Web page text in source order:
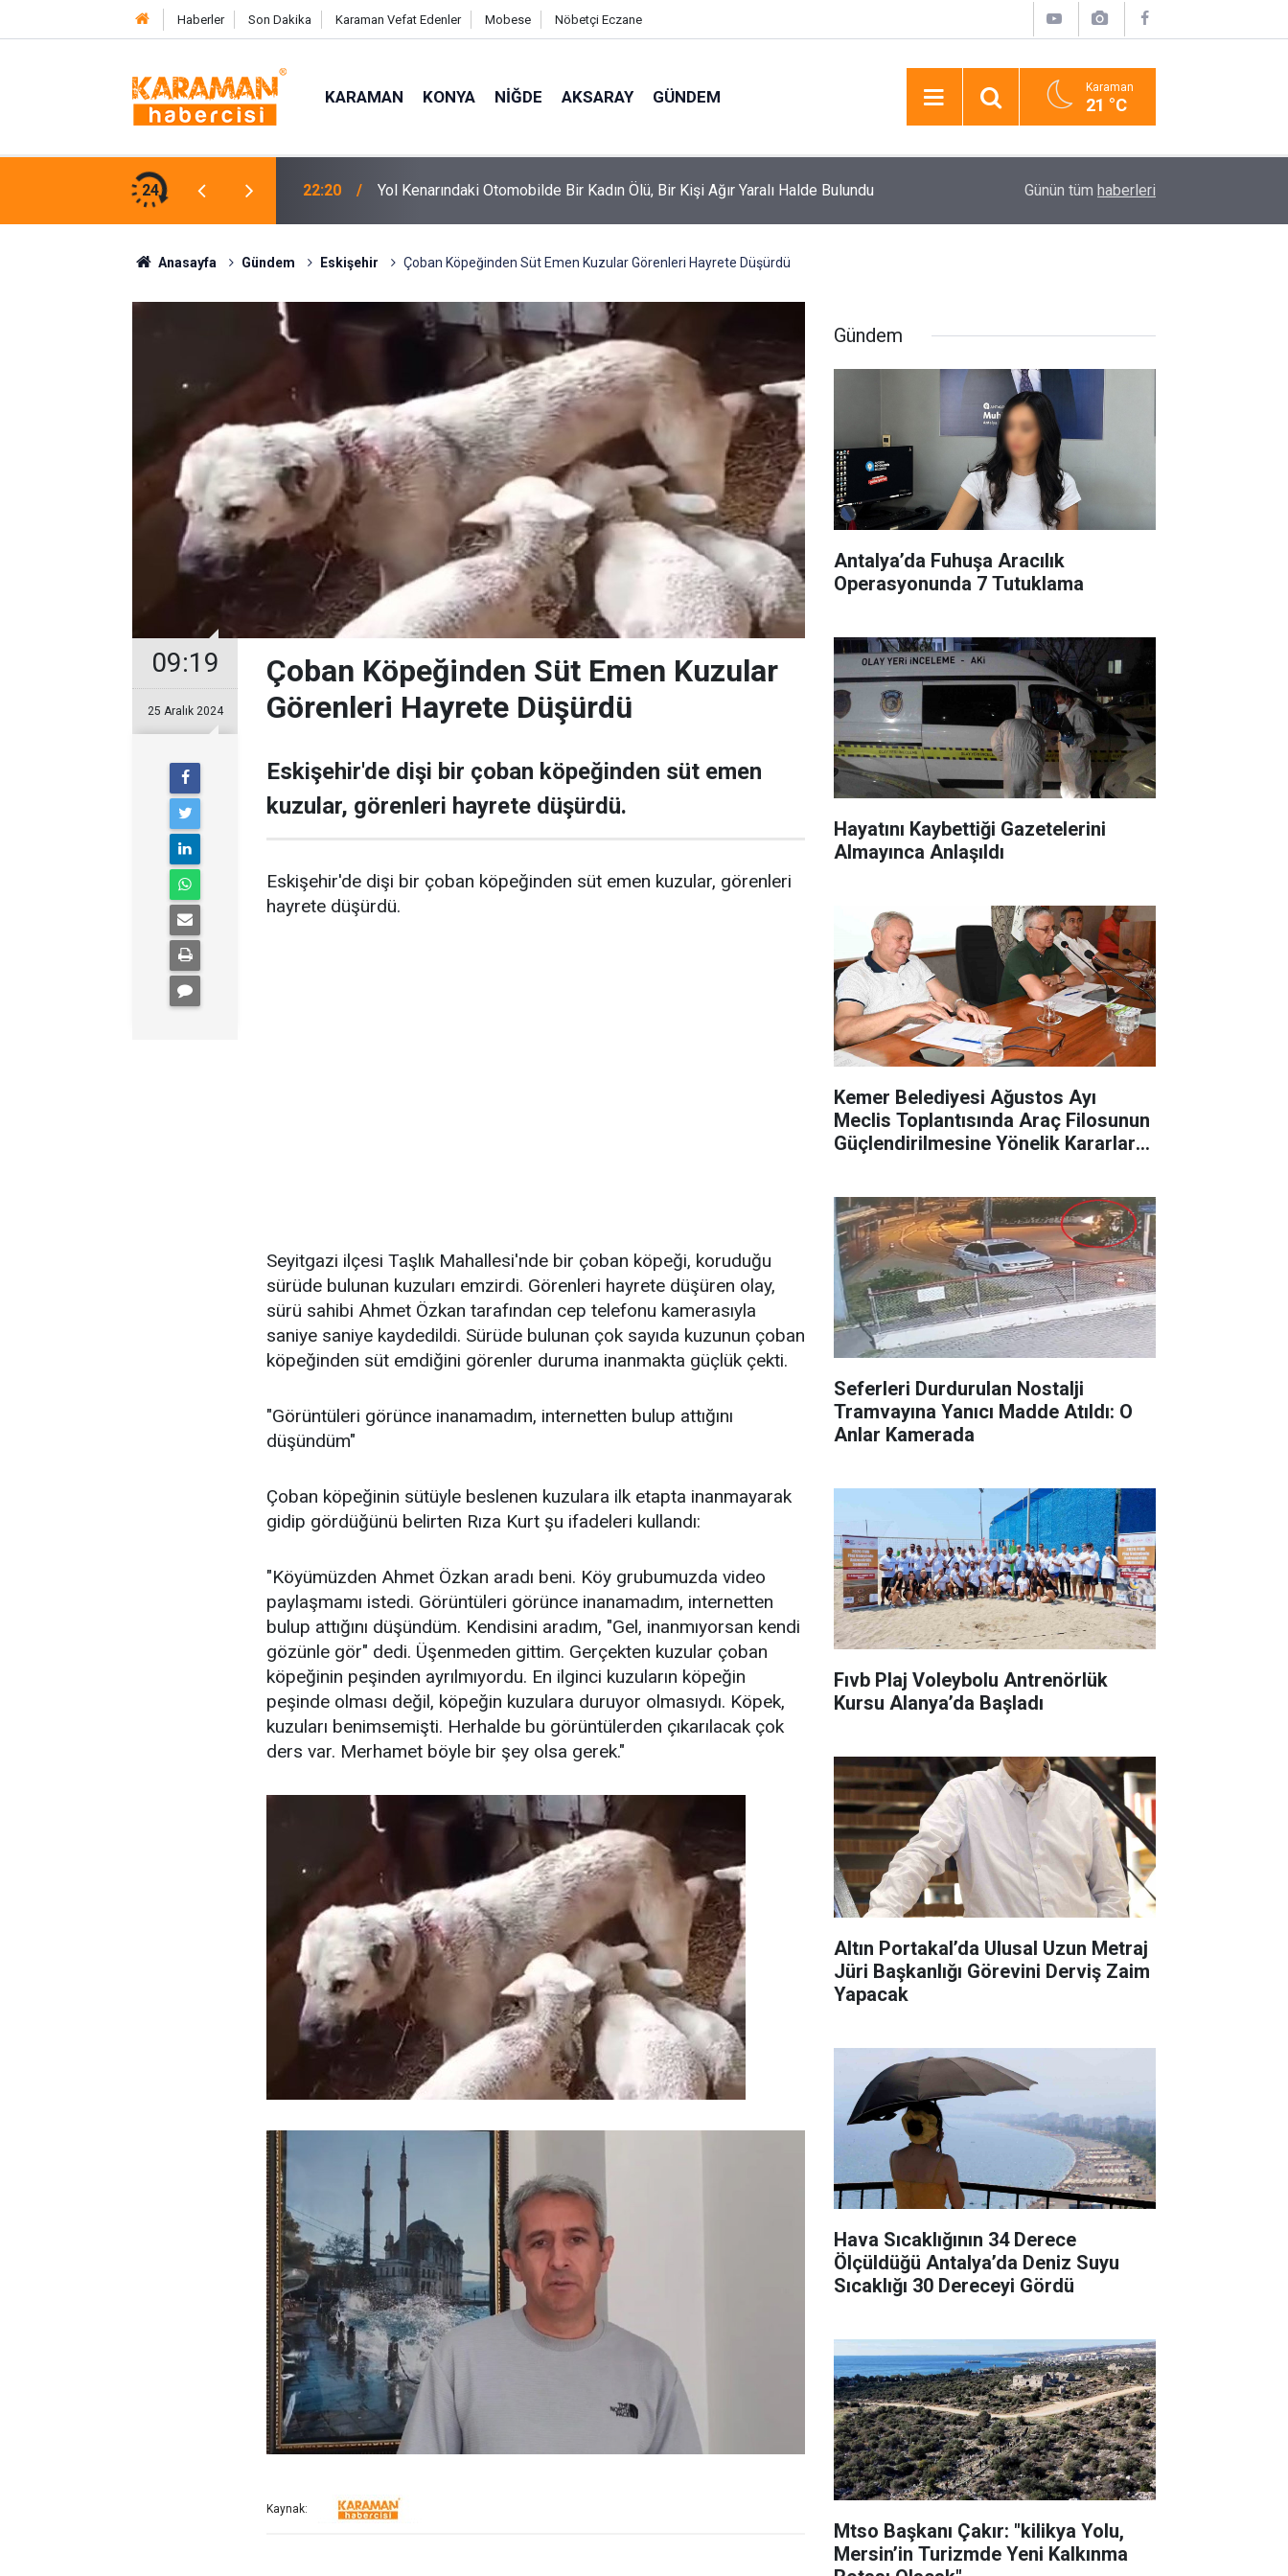
Haberler Son Dakika Karaman Vefat Edenler Mobese Nöbetçi Eczane
KARAMAN KONYA NIĞDE AKSARAY GÜNDEM Karaman
21 °C
24 22:20 Yol Kenarındaki Otomobilde Bir Kadın Ölü, Bir Kişi Ağır Yaralı Halde Bulundu Şantiye Alanındaki Konteynerlerde Yangın
Günün tüm haberleri
Anasayfa Gündem Eskişehir Çoban Köpeğinden Süt Emen Kuzular Görenleri Hayrete Düşürdü
09:19
25 Aralık 2024
Çoban Köpeğinden Süt Emen Kuzular
Görenleri Hayrete Düşürdü
Eskişehir'de dişi bir çoban köpeğinden süt emen
kuzular, görenleri hayrete düşürdü.
Eskişehir'de dişi bir çoban köpeğinden süt emen kuzular, görenleri
hayrete düşürdü.
Seyitgazi ilçesi Taşlık Mahallesi'nde bir çoban köpeği, koruduğu
sürüde bulunan kuzuları emzirdi. Görenleri hayrete düşüren olay,
sürü sahibi Ahmet Özkan tarafından cep telefonu kamerasıyla
saniye saniye kaydedildi. Sürüde bulunan çok sayıda kuzunun çoban
köpeğinden süt emdiğini görenler duruma inanmakta güçlük çekti.
"Görüntüleri görünce inanamadım, internetten bulup attığını
düşündüm"
Çoban köpeğinin sütüyle beslenen kuzulara ilk etapta inanmayarak
gidip gördüğünü belirten Rıza Kurt şu ifadeleri kullandı:
"Köyümüzden Ahmet Özkan aradı beni. Köy grubumuzda video
paylaşmamı istedi. Görüntüleri görünce inanamadım, internetten
bulup attığını düşündüm. Kendisini aradım, "Gel, inanmıyorsan kendi
gözünle gör" dedi. Üşenmeden gittim. Gerçekten kuzular çoban
köpeğinin peşinden ayrılmıyordu. En ilginci kuzuların köpeğin
peşinde olması değil, köpeğin kuzulara duruyor olmasıydı. Köpek,
kuzuları benimsemişti. Herhalde bu görüntülerden çıkarılacak çok
ders var. Merhamet böyle bir şey olsa gerek."
Kaynak:
Gündem
Antalya’da Fuhuşa Aracılık
Operasyonunda 7 Tutuklama
Hayatını Kaybettiği Gazetelerini
Almayınca Anlaşıldı
Kemer Belediyesi Ağustos Ayı
Meclis Toplantısında Araç Filosunun
Güçlendirilmesine Yönelik Kararlar
Seferleri Durdurulan Nostalji
Tramvayına Yanıcı Madde Atıldı: O
Anlar Kamerada
Fıvb Plaj Voleybolu Antrenörlük
Kursu Alanya’da Başladı
Altın Portakal’da Ulusal Uzun Metraj
Jüri Başkanlığı Görevini Derviş Zaim
Yapacak
Hava Sıcaklığının 34 Derece
Ölçüldüğü Antalya’da Deniz Suyu
Sıcaklığı 30 Dereceyi Gördü
Mtso Başkanı Çakır: "kilikya Yolu,
Mersin’in Turizmde Yeni Kalkınma